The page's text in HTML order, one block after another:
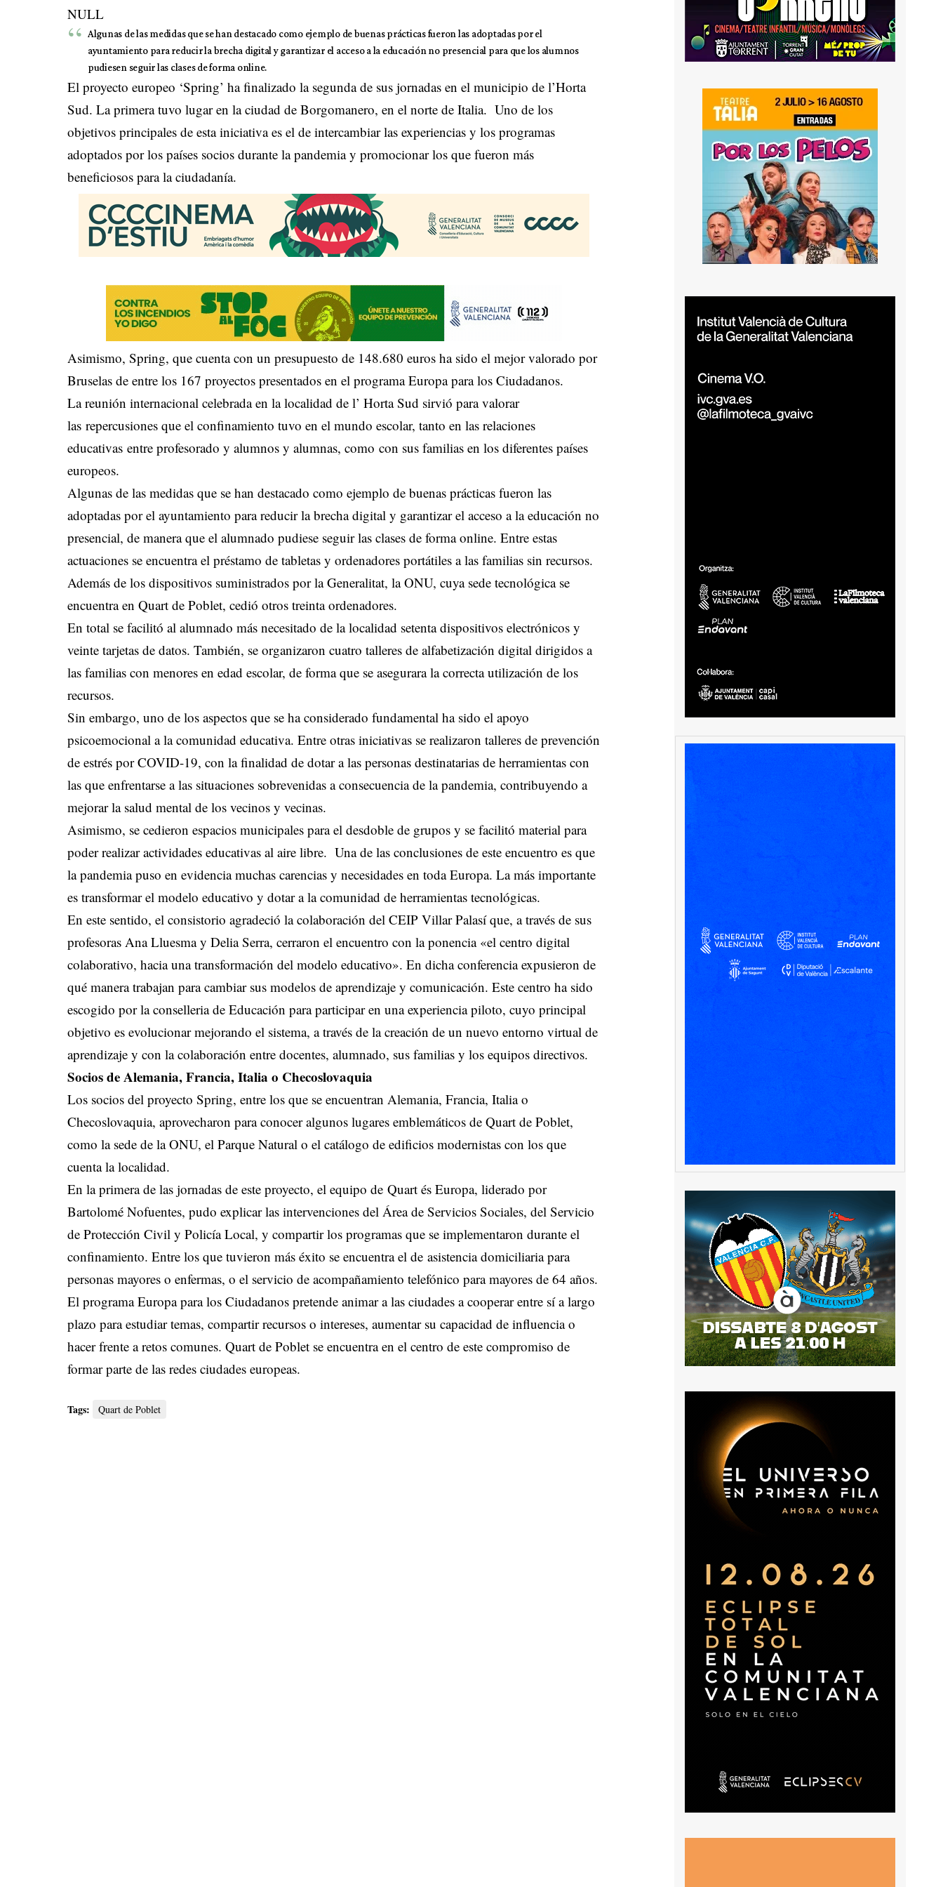
NULL
Algunas de las medidas que se han destacado como ejemplo de buenas prácticas fueron las adoptadas por el
ayuntamiento para reducir la brecha digital y garantizar el acceso a la educación no presencial para que los alumnos
pudiesen seguir las clases de forma online.
El proyecto europeo ‘Spring’ ha finalizado la segunda de sus jornadas en el municipio de l’Horta
Sud. La primera tuvo lugar en la ciudad de Borgomanero, en el norte de Italia. Uno de los
objetivos principales de esta iniciativa es el de intercambiar las experiencias y los programas
adoptados por los países socios durante la pandemia y promocionar los que fueron más
beneficiosos para la ciudadanía.
Asimismo, Spring, que cuenta con un presupuesto de 148.680 euros ha sido el mejor valorado por
Bruselas de entre los 167 proyectos presentados en el programa Europa para los Ciudadanos.
La reunión internacional celebrada en la localidad de l’ Horta Sud sirvió para valorar
las repercusiones que el confinamiento tuvo en el mundo escolar, tanto en las relaciones
educativas entre profesorado y alumnos y alumnas, como con sus familias en los diferentes países
europeos.
Algunas de las medidas que se han destacado como ejemplo de buenas prácticas fueron las
adoptadas por el ayuntamiento para reducir la brecha digital y garantizar el acceso a la educación no
presencial, de manera que el alumnado pudiese seguir las clases de forma online. Entre estas
actuaciones se encuentra el préstamo de tabletas y ordenadores portátiles a las familias sin recursos.
Además de los dispositivos suministrados por la Generalitat, la ONU, cuya sede tecnológica se
encuentra en Quart de Poblet, cedió otros treinta ordenadores.
En total se facilitó al alumnado más necesitado de la localidad setenta dispositivos electrónicos y
veinte tarjetas de datos. También, se organizaron cuatro talleres de alfabetización digital dirigidos a
las familias con menores en edad escolar, de forma que se asegurara la correcta utilización de los
recursos.
Sin embargo, uno de los aspectos que se ha considerado fundamental ha sido el apoyo
psicoemocional a la comunidad educativa. Entre otras iniciativas se realizaron talleres de prevención
de estrés por COVID-19, con la finalidad de dotar a las personas destinatarias de herramientas con
las que enfrentarse a las situaciones sobrevenidas a consecuencia de la pandemia, contribuyendo a
mejorar la salud mental de los vecinos y vecinas.
Asimismo, se cedieron espacios municipales para el desdoble de grupos y se facilitó material para
poder realizar actividades educativas al aire libre. Una de las conclusiones de este encuentro es que
la pandemia puso en evidencia muchas carencias y necesidades en toda Europa. La más importante
es transformar el modelo educativo y dotar a la comunidad de herramientas tecnológicas.
En este sentido, el consistorio agradeció la colaboración del CEIP Villar Palasí que, a través de sus
profesoras Ana Lluesma y Delia Serra, cerraron el encuentro con la ponencia «el centro digital
colaborativo, hacia una transformación del modelo educativo». En dicha conferencia expusieron de
qué manera trabajan para cambiar sus modelos de aprendizaje y comunicación. Este centro ha sido
escogido por la conselleria de Educación para participar en una experiencia piloto, cuyo principal
objetivo es evolucionar mejorando el sistema, a través de la creación de un nuevo entorno virtual de
aprendizaje y con la colaboración entre docentes, alumnado, sus familias y los equipos directivos.
Socios de Alemania, Francia, Italia o Checoslovaquia
Los socios del proyecto Spring, entre los que se encuentran Alemania, Francia, Italia o
Checoslovaquia, aprovecharon para conocer algunos lugares emblemáticos de Quart de Poblet,
como la sede de la ONU, el Parque Natural o el catálogo de edificios modernistas con los que
cuenta la localidad.
En la primera de las jornadas de este proyecto, el equipo de Quart és Europa, liderado por
Bartolomé Nofuentes, pudo explicar las intervenciones del Área de Servicios Sociales, del Servicio
de Protección Civil y Policía Local, y compartir los programas que se implementaron durante el
confinamiento. Entre los que tuvieron más éxito se encuentra el de asistencia domiciliaria para
personas mayores o enfermas, o el servicio de acompañamiento telefónico para mayores de 64 años.
El programa Europa para los Ciudadanos pretende animar a las ciudades a cooperar entre sí a largo
plazo para estudiar temas, compartir recursos o intereses, aumentar su capacidad de influencia o
hacer frente a retos comunes. Quart de Poblet se encuentra en el centro de este compromiso de
formar parte de las redes ciudades europeas.
Tags: Quart de Poblet